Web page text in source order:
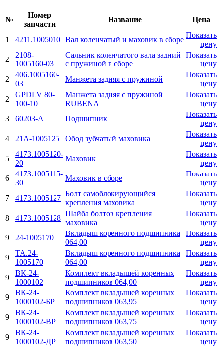
№
Номер
запчасти
Название Цена
1 4211.1005010 Вал коленчатый и маховик в сборе
Показать
цену
2
2108-
1005160-03
Сальник коленчатого вала задний
с пружиной в сборе
Показать
цену
2
406.1005160-
03
Манжета задняя с пружиной
Показать
цену
2
GPDLV 80-
100-10
Манжета задняя с пружиной
RUBENA
Показать
цену
3
60203-А Подшипник
Показать
цену
4
21А-1005125 Обод зубчатый маховика
Показать
цену
5
4173.1005120-
20
Маховик
Показать
цену
6
4173.1005115-
30
Маховик в сборе
Показать
цену
7
4173.1005127
Болт самоблокирующийся
крепления маховика
Показать
цену
8
4173.1005128
Шайба болтов крепления
маховика
Показать
цену
9
24-1005170
Вкладыш коренного подшипника
064,00
Показать
цену
9
ТА.24-
1005170
Вкладыш коренного подшипника
064,00
Показать
цену
9
ВК-24-
1000102
Комплект вкладышей коренных
подшипников 064,00
Показать
цену
9
ВК-24-
1000102-БР
Комплект вкладышей коренных
подшипников 063,95
Показать
цену
9
ВК-24-
1000102-ВР
Комплект вкладышей коренных
подшипников 063,75
Показать
цену
9
ВК-24-
1000102-ДР
Комплект вкладышей коренных
подшипников 063,50
Показать
цену